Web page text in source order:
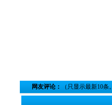
网友评论： （只显示最新10